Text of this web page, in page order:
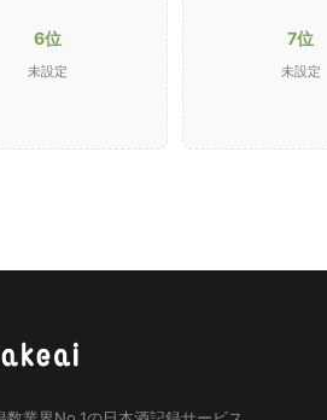
6位
未設定
7位
未設定